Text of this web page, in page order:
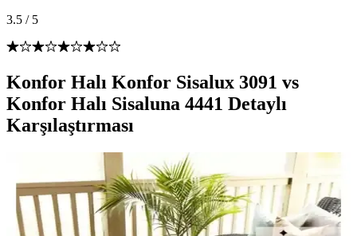
3.5 / 5
Konfor Halı Konfor Sisalux 3091 vs
Konfor Halı Sisaluna 4441 Detaylı
Karşılaştırması